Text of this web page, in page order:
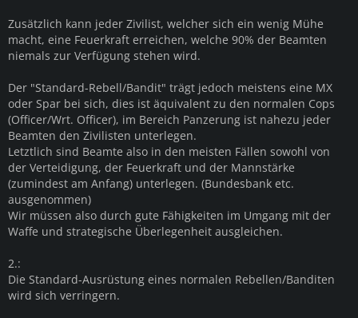
Zusätzlich kann jeder Zivilist, welcher sich ein wenig Mühe
macht, eine Feuerkraft erreichen, welche 90% der Beamten
niemals zur Verfügung stehen wird.
Der "Standard-Rebell/Bandit" trägt jedoch meistens eine MX
oder Spar bei sich, dies ist äquivalent zu den normalen Cops
(Officer/Wrt. Officer), im Bereich Panzerung ist nahezu jeder
Beamten den Zivilisten unterlegen.
Letztlich sind Beamte also in den meisten Fällen sowohl von
der Verteidigung, der Feuerkraft und der Mannstärke
(zumindest am Anfang) unterlegen. (Bundesbank etc.
ausgenommen)
Wir müssen also durch gute Fähigkeiten im Umgang mit der
Waffe und strategische Überlegenheit ausgleichen.
2.:
Die Standard-Ausrüstung eines normalen Rebellen/Banditen
wird sich verringern.